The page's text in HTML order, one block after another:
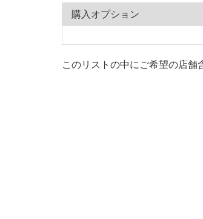
購入オプション
このリストの中にご希望の店舗